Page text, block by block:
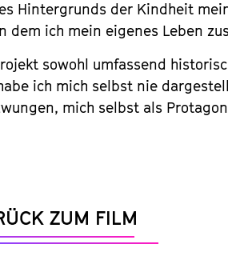
Hintergrunds der Kindheit
dem ich mein eigenes Leben
sowohl umfassend
ich mich selbst nie
mich selbst als
ZUM FILM